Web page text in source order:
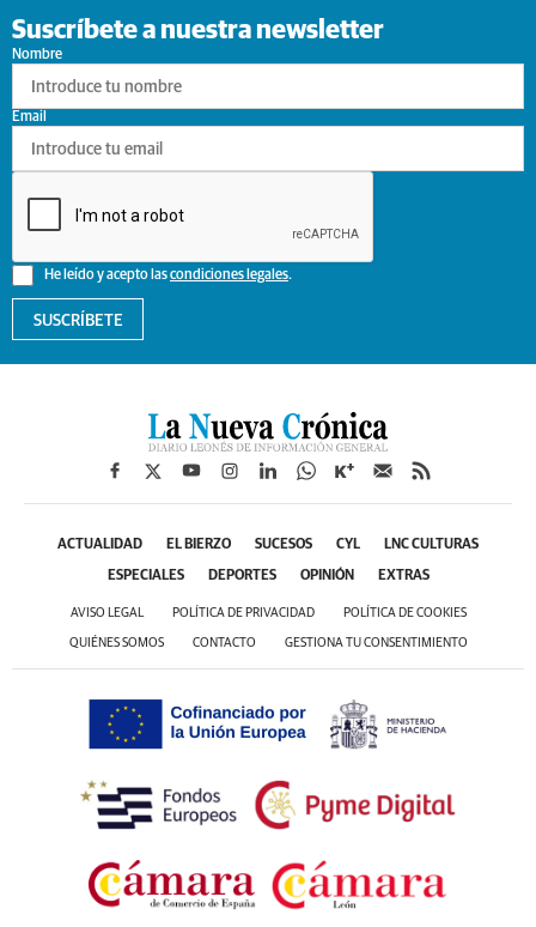
Suscríbete a nuestra newsletter
Nombre
He leído y acepto lascondiciones legales.
Email
SUSCRÍBETE
ACTUALIDAD EL BIERZO SUCESOS CYL LNC CULTURAS
ESPECIALES DEPORTES OPINIÓN EXTRAS
AVISO LEGAL POLÍTICA DE PRIVACIDAD POLÍTICA DE COOKIES
QUIÉNES SOMOS CONTACTO GESTIONA TU CONSENTIMIENTO